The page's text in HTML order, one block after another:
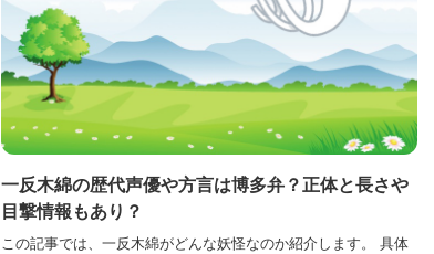
一反木綿の歴代声優や方言は博多弁？正体と長さや
目撃情報もあり？
この記事では、一反木綿がどんな妖怪なのか紹介します。 具体